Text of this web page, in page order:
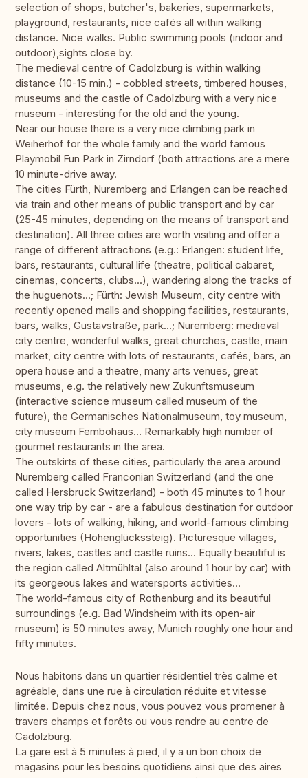
selection of shops, butcher's, bakeries, supermarkets,
playground, restaurants, nice cafés all within walking
distance. Nice walks. Public swimming pools (indoor and
outdoor),sights close by.
The medieval centre of Cadolzburg is within walking
distance (10-15 min.) - cobbled streets, timbered houses,
museums and the castle of Cadolzburg with a very nice
museum - interesting for the old and the young.
Near our house there is a very nice climbing park in
Weiherhof for the whole family and the world famous
Playmobil Fun Park in Zirndorf (both attractions are a mere
10 minute-drive away.
The cities Fürth, Nuremberg and Erlangen can be reached
via train and other means of public transport and by car
(25-45 minutes, depending on the means of transport and
destination). All three cities are worth visiting and offer a
range of different attractions (e.g.: Erlangen: student life,
bars, restaurants, cultural life (theatre, political cabaret,
cinemas, concerts, clubs...), wandering along the tracks of
the huguenots...; Fürth: Jewish Museum, city centre with
recently opened malls and shopping facilities, restaurants,
bars, walks, Gustavstraße, park...; Nuremberg: medieval
city centre, wonderful walks, great churches, castle, main
market, city centre with lots of restaurants, cafés, bars, an
opera house and a theatre, many arts venues, great
museums, e.g. the relatively new Zukunftsmuseum
(interactive science museum called museum of the
future), the Germanisches Nationalmuseum, toy museum,
city museum Fembohaus... Remarkably high number of
gourmet restaurants in the area.
The outskirts of these cities, particularly the area around
Nuremberg called Franconian Switzerland (and the one
called Hersbruck Switzerland) - both 45 minutes to 1 hour
one way trip by car - are a fabulous destination for outdoor
lovers - lots of walking, hiking, and world-famous climbing
opportunities (Höhenglückssteig). Picturesque villages,
rivers, lakes, castles and castle ruins... Equally beautiful is
the region called Altmühltal (also around 1 hour by car) with
its georgeous lakes and watersports activities...
The world-famous city of Rothenburg and its beautiful
surroundings (e.g. Bad Windsheim with its open-air
museum) is 50 minutes away, Munich roughly one hour and
fifty minutes.
Nous habitons dans un quartier résidentiel très calme et
agréable, dans une rue à circulation réduite et vitesse
limitée. Depuis chez nous, vous pouvez vous promener à
travers champs et forêts ou vous rendre au centre de
Cadolzburg.
La gare est à 5 minutes à pied, il y a un bon choix de
magasins pour les besoins quotidiens ainsi que des aires